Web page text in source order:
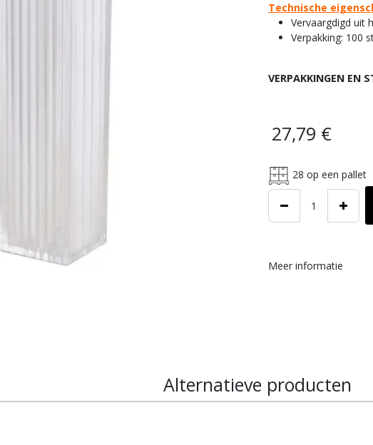
Technische
Vervaargdigd uit
Verpakking: 100
VERPAKKINGEN EN
27,79 €
28 op een pallet
Meer informatie
Alternatieve producten